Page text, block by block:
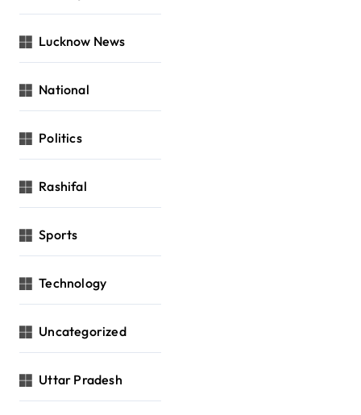
Lucknow News
National
Politics
Rashifal
Sports
Technology
Uncategorized
Uttar Pradesh